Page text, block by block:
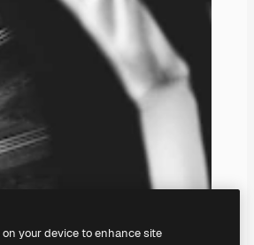
your device to enhance site